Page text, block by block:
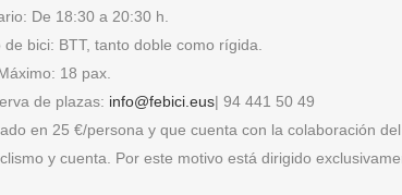
De 18:30 a 20:30 h.
de bici: BTT, tanto doble como rígida.
18 pax.
de plazas: info@febici.eus| 94 441 50 49
en 25 €/persona y que cuenta con la colaboración
y cuenta. Por este motivo está dirigido